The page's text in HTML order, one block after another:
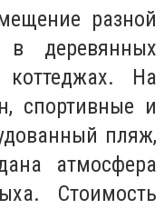
разной
в деревянных
На
спортивные и
пляж,
атмосфера
Стоимость